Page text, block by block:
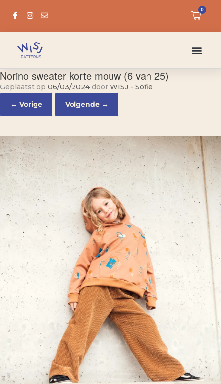
0
Norino sweater korte mouw (6 van 25)
Geplaatst op 06/03/2024 door WISJ - Sofie
← Vorige
Volgende →